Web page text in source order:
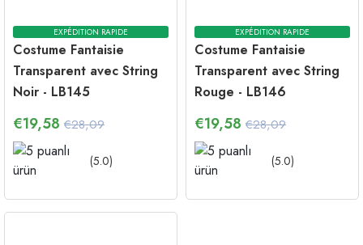
EXPÉDITION RAPIDE
Costume Fantaisie
Transparent avec String
Noir - LB145
€19,58 €28,09
(5.0)
EXPÉDITION RAPIDE
Costume Fantaisie
Transparent avec String
Rouge - LB146
€19,58 €28,09
(5.0)